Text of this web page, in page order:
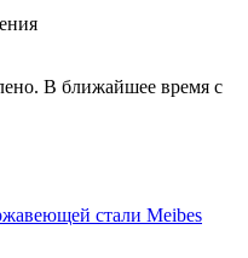
В ближайшее время с